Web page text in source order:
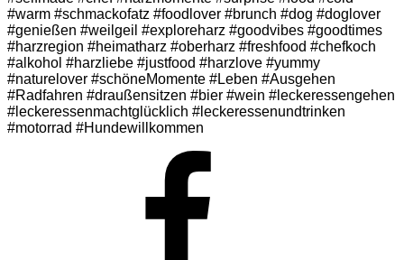
#warm #schmackofatz #foodlover #brunch #dog #doglover
#genießen #weilgeil #exploreharz #goodvibes #goodtimes
#harzregion #heimatharz #oberharz #freshfood #chefkoch
#alkohol #harzliebe #justfood #harzlove #yummy
#naturelover #schöneMomente #Leben #Ausgehen
#Radfahren #draußensitzen #bier #wein #leckeressengehen
#leckeressenmachtglücklich #leckeressenundtrinken
#motorrad #Hundewillkommen